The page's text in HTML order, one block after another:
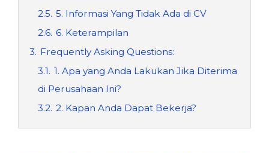
2.5. 5. Informasi Yang Tidak Ada di CV
2.6. 6. Keterampilan
3. Frequently Asking Questions:
3.1. 1. Apa yang Anda Lakukan Jika Diterima
di Perusahaan Ini?
3.2. 2. Kapan Anda Dapat Bekerja?